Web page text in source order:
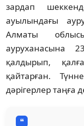
зардап
ауылындағы
Алматы
ауруханасына
қалдырып,
қайтарған.
дәрігерлер таңға